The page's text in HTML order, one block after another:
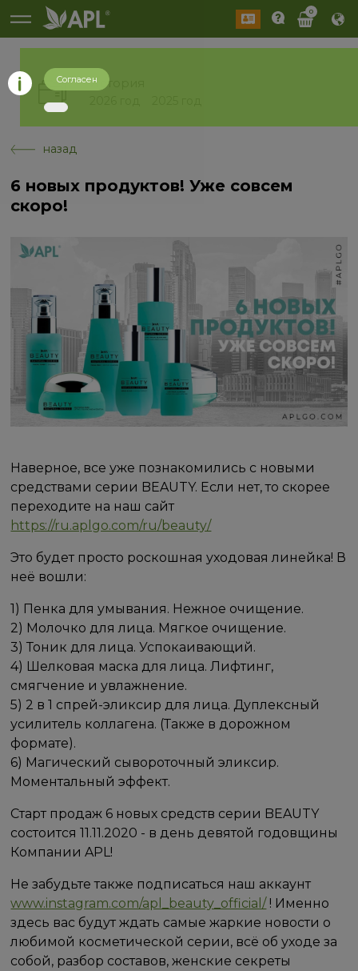
0
История
назад
6 новых продуктов! Уже совсем
скоро!
Наверное, все уже познакомились с новыми
средствами серии BEAUTY. Если нет, то скорее
переходите на наш сайт
https://ru.aplgo.com/ru/beauty/
Это будет просто роскошная уходовая линейка! В
неё вошли:
1) Пенка для умывания. Нежное очищение.
2) Молочко для лица. Мягкое очищение.
3) Тоник для лица. Успокаивающий.
4) Шелковая маска для лица. Лифтинг,
смягчение и увлажнение.
5) 2 в 1 спрей-эликсир для лица. Дуплексный
усилитель коллагена. (Также в дорожном
формате).
6) Магический сывороточный эликсир.
Моментальный эффект.
Cтарт продаж 6 новых средств серии BEAUTY
состоится 11.11.2020 - в день девятой годовщины
Компании APL!
Не забудьте также подписаться наш аккаунт
www.instagram.com/apl_beauty_official/! Именно
здесь вас будут ждать самые жаркие новости о
любимой косметической серии, всё об уходе за
собой, разбор составов, женские секреты
Согласен